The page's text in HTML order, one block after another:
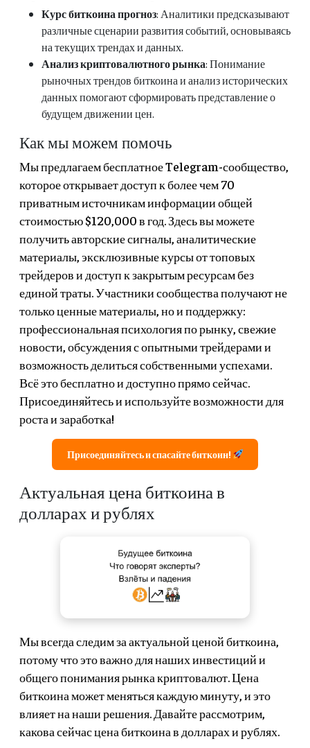
Курс биткоина прогноз: Аналитики предсказывают
различные сценарии развития событий, основываясь
на текущих трендах и данных.
Анализ криптовалютного рынка: Понимание
рыночных трендов биткоина и анализ исторических
данных помогают сформировать представление о
будущем движении цен.
Как мы можем помочь
Мы предлагаем бесплатное Telegram-сообщество,
которое открывает доступ к более чем 70
приватным источникам информации общей
стоимостью $120,000 в год. Здесь вы можете
получить авторские сигналы, аналитические
материалы, эксклюзивные курсы от топовых
трейдеров и доступ к закрытым ресурсам без
единой траты. Участники сообщества получают не
только ценные материалы, но и поддержку:
профессиональная психология по рынку, свежие
новости, обсуждения с опытными трейдерами и
возможность делиться собственными успехами.
Всё это бесплатно и доступно прямо сейчас.
Присоединяйтесь и используйте возможности для
роста и заработка!
Присоединяйтесь и спасайте биткоин!
Актуальная цена биткоина в
долларах и рублях
Мы всегда следим за актуальной ценой биткоина,
потому что это важно для наших инвестиций и
общего понимания рынка криптовалют. Цена
биткоина может меняться каждую минуту, и это
влияет на наши решения. Давайте рассмотрим,
какова сейчас цена биткоина в долларах и рублях.